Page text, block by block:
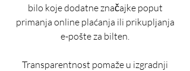
bilo koje dodatne značajke poput
primanja online plaćanja ili prikupljanja
e-pošte za bilten.
Transparentnost pomaže u izgradnji